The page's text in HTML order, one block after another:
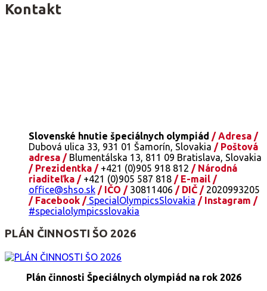
Kontakt
Slovenské hnutie špeciálnych olympiád / Adresa /
Dubová ulica 33, 931 01 Šamorín, Slovakia / Poštová
adresa /Blumentálska 13, 811 09 Bratislava, Slovakia
/ Prezidentka /+421 (0)905 918 812 / Národná
riaditeľka /+421 (0)905 587 818 / E-mail /
office@shso.sk / IČO /30811406 / DIČ /2020993205
/ Facebook /SpecialOlympicsSlovakia / Instagram /
#specialolympicsslovakia
PLÁN ČINNOSTI ŠO 2026
Plán činnosti Špeciálnych olympiád na rok 2026